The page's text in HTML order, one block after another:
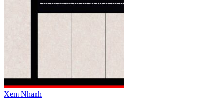
Xem Nhanh